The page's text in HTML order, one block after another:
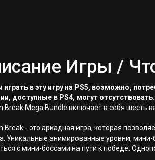
Игры /
играть в эту игру на PS5, возможно,
доступные в PS4, могут
Break Mega Bundle включает в себя шесть
Break - это аркадная игра, которая
Уникальные анимированные уровни,
с мини-боссами на пути к победе.